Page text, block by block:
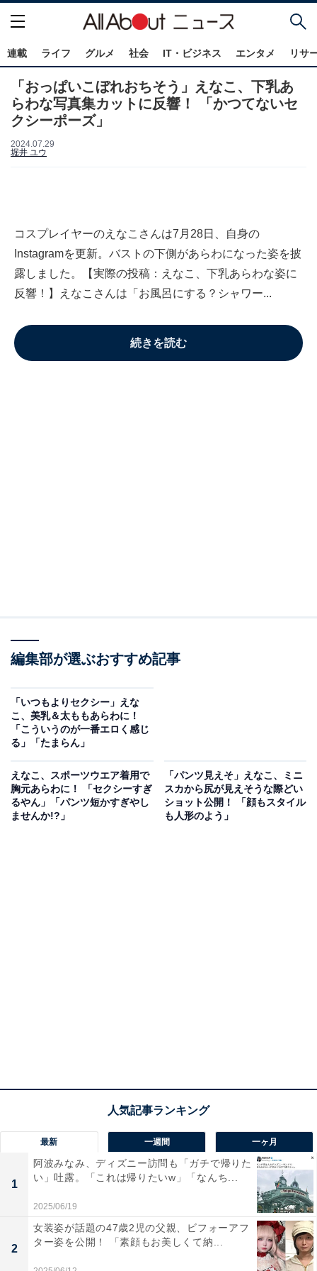
連載 ライフ グルメ 社会 IT・ビジネス エンタメ リサ
「おっぱいこぼれおちそう」えなこ、下乳あ
らわな写真集カットに反響！ 「かつてないセ
クシーポーズ」
2024.07.29
堀井 ユウ
コスプレイヤーのえなこさんは7月28日、自身の
Instagramを更新。バストの下側があらわになった姿を披
露しました。【実際の投稿：えなこ、下乳あらわな姿に
反響！】えなこさんは「お風呂にする？シャワー...
続きを読む
編集部が選ぶおすすめ記事
「いつもよりセクシー」えな
こ、美乳＆太ももあらわに！
「こういうのが一番エロく感じ
る」「たまらん」
えなこ、スポーツウエア着用で
胸元あらわに！ 「セクシーすぎ
るやん」「パンツ短かすぎやし
ませんか!?」
「パンツ見えそ」えなこ、ミニ
スカから尻が見えそうな際どい
ショット公開！ 「顔もスタイル
も人形のよう」
最新 一週間 一ヶ月
1
阿波みなみ、ディズニー訪問も「ガチで帰りた
い」吐露。「これは帰りたいw」「なんち...
2025/06/19
2
女装姿が話題の47歳2児の父親、ビフォーアフ
ター姿を公開！ 「素顔もお美しくて納...